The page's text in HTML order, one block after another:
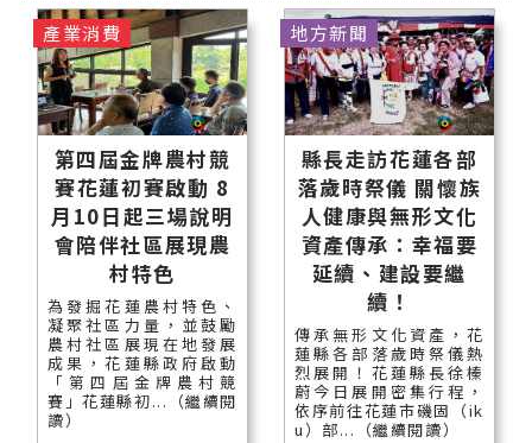
第四屆金牌農村競
賽花蓮初賽啟動 8
月10日起三場說明
會陪伴社區展現農
村特色
為發掘花蓮農村特色、
凝聚社區力量，並鼓勵
農村社區展現在地發展
成果，花蓮縣政府啟動
「第四屆金牌農村競
賽」花蓮縣初...（繼續閱
讀）
產業消費
縣長走訪花蓮各部
落歲時祭儀 關懷族
人健康與無形文化
資產傳承：幸福要
延續、建設要繼
續！
傳承無形文化資產，花
蓮縣各部落歲時祭儀熱
烈展開！花蓮縣長徐榛
蔚今日展開密集行程，
依序前往花蓮市磯固（ik
u）部...（繼續閱讀）
地方新聞